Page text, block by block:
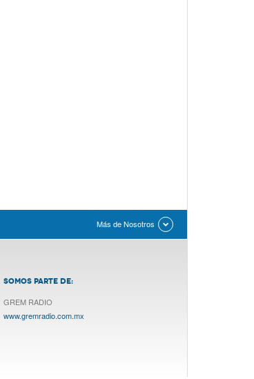
Más de Nosotros
SOMOS PARTE DE:
GREM RADIO
www.gremradio.com.mx